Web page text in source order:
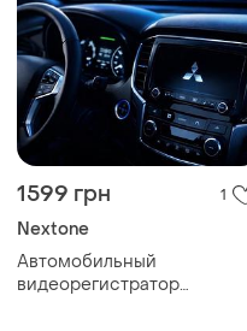
1599 грн 1
Nextone
Автомобильный
видеорегистратор